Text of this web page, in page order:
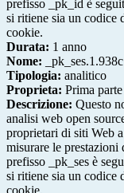
prefisso _pk_id è
si ritiene sia un codice
cookie.
Durata: 1 anno
Nome: _pk_ses.1.938c
Tipologia: analitico
Proprieta: Prima parte
Descrizione: Questo
analisi web open
proprietari di siti Web
misurare le
prefisso _pk_ses è
si ritiene sia un codice